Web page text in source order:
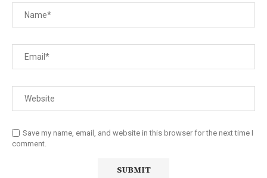
Save my name, email, and website in this browser for the next time I
comment.